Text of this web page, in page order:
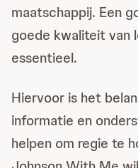
maatschappij. Een
goede kwaliteit van
essentieel.
Hiervoor is het
informatie en
helpen om regie te